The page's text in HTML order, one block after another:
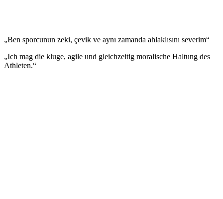
„Ben sporcunun zeki, çevik ve aynı zamanda ahlaklısını severim“
„Ich mag die kluge, agile und gleichzeitig moralische Haltung des
Athleten.“